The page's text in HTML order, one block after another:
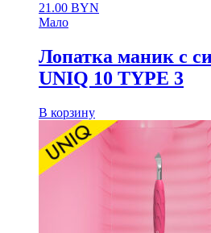
21.00 BYN
Мало
Лопатка маник с
UNIQ 10 TYPE 3
В корзину